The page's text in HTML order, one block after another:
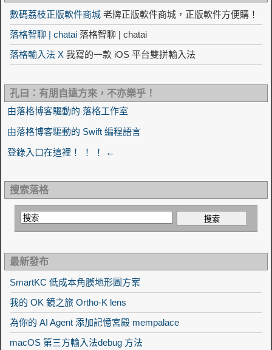
數碼荔枝正版軟件商城 老牌正版軟件商城，正版軟件方便購！
落格智聊 | chatai 落格智聊 | chatai
落格輸入法 X 我寫的一款 iOS 平台雙拼輸入法
孔曰：有朋自遠方來，不亦樂乎！
由落格博客驅動的 落格工作室
由落格博客驅動的 Swift 編程語言
登錄入口在這裡！ ！ ！ ←
搜索落格
最新發布
SmartKC 低成本角膜地形圖方案
我的 OK 鏡之旅 Ortho-K lens
為你的 AI Agent 添加記憶宮殿 mempalace
macOS 第三方輸入法debug 方法